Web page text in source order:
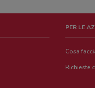
PER LE
Cosa
Richieste